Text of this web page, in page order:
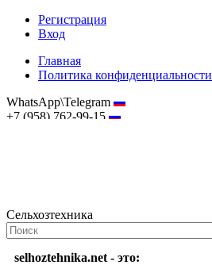
Регистрация
Вход
Главная
Политика конфиденциальности
WhatsApp\Telegram
+7 (958) 762-99-15
Сельхозтехника
selhoztehnika.net - это: